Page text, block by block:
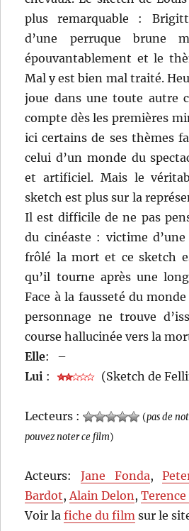
plus remarquable :
d’une perruque brune
épouvantablement et le
Mal y est bien mal traité.
joue dans une toute autre
compte dès les premières
ici certains de ses thèmes
celui d’un monde du
et artificiel. Mais le
sketch est plus sur la
Il est difficile de ne pas
du cinéaste : victime
frôlé la mort et ce sketch
qu’il tourne après une
Face à la fausseté du
personnage ne trouve
course hallucinée vers la
Elle:
–
Lui : (Sketch de
Lecteurs : (pas de
pouvez noter ce film)
Acteurs: Jane Fonda,
Bardot, Alain Delon ,
Voir lafiche du film sur le